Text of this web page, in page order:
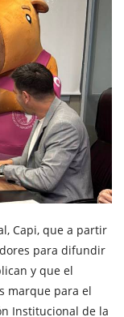
Capi, que a partir
para difundir
y que el
marque para el
Institucional de la